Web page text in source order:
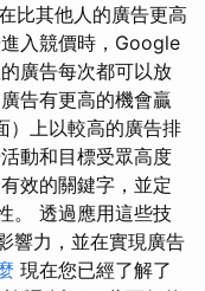
比其他人的廣告更高
入競價時，Google
廣告每次都可以放
告有更高的機會贏
）上以較高的廣告排
動和目標受眾高度
效的關鍵字，並定
。 透過應用這些技
響力，並在實現廣告
現在您已經了解了